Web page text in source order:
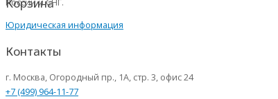
Корзина
Юридическая информация
Контакты
г. Москва, Огородный пр., 1А, стр. 3, офис 24
+7 (499) 964-11-77